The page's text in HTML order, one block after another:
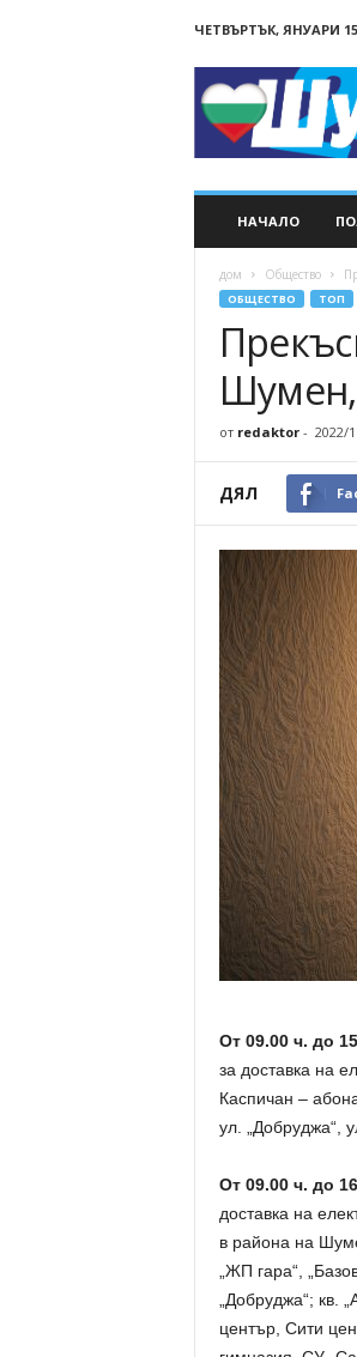
ЧЕТВЪРТЪК, ЯНУАРИ
НАЧАЛО
дом Общество
ОБЩЕСТВО ТОП
Шумен,
от redaktor- 2022/
ДЯЛ
От 09.00 ч. до
за доставка на
Каспичан –
ул. „Добруджа“,
От 09.00 ч. до
доставка на
в района на
„ЖП гара“,
„Добруджа“; кв.
център, Сити